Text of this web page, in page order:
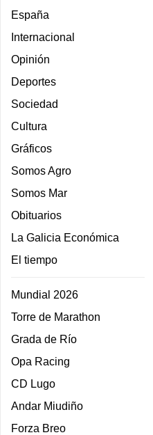
España
Internacional
Opinión
Deportes
Sociedad
Cultura
Gráficos
Somos Agro
Somos Mar
Obituarios
La Galicia Económica
El tiempo
Mundial 2026
Torre de Marathon
Grada de Río
Opa Racing
CD Lugo
Andar Miudiño
Forza Breo